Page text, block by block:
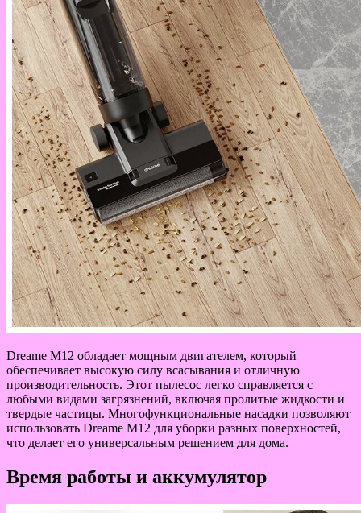
Dreame M12 обладает мощным двигателем, который
обеспечивает высокую силу всасывания и отличную
производительность. Этот пылесос легко справляется с
любыми видами загрязнений, включая пролитые жидкости и
твердые частицы. Многофункциональные насадки позволяют
использовать Dreame M12 для уборки разных поверхностей,
что делает его универсальным решением для дома.
Время работы и аккумулятор